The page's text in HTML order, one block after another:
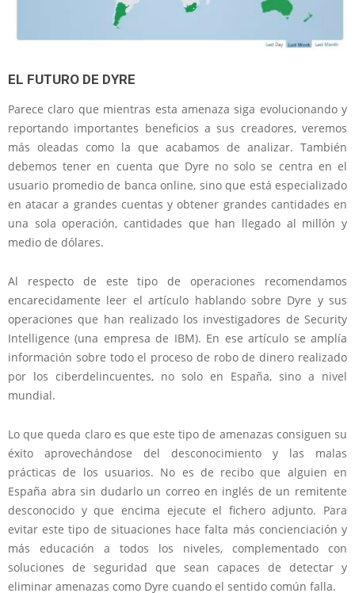
EL FUTURO DE DYRE
Parece claro que mientras esta amenaza siga evolucionando y
reportando importantes beneficios a sus creadores, veremos
más oleadas como la que acabamos de analizar. También
debemos tener en cuenta que Dyre no solo se centra en el
usuario promedio de banca online, sino que está especializado
en atacar a grandes cuentas y obtener grandes cantidades en
una sola operación, cantidades que han llegado al millón y
medio de dólares.
Al respecto de este tipo de operaciones recomendamos
encarecidamente leer el artículo hablando sobre Dyre y sus
operaciones que han realizado los investigadores de Security
Intelligence (una empresa de IBM). En ese artículo se amplía
información sobre todo el proceso de robo de dinero realizado
por los ciberdelincuentes, no solo en España, sino a nivel
mundial.
Lo que queda claro es que este tipo de amenazas consiguen su
éxito aprovechándose del desconocimiento y las malas
prácticas de los usuarios. No es de recibo que alguien en
España abra sin dudarlo un correo en inglés de un remitente
desconocido y que encima ejecute el fichero adjunto. Para
evitar este tipo de situaciones hace falta más concienciación y
más educación a todos los niveles, complementado con
soluciones de seguridad que sean capaces de detectar y
eliminar amenazas como Dyre cuando el sentido común falla.